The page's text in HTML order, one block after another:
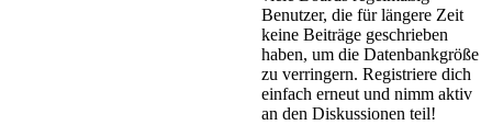
Benutzer, die für längere Zeit
keine Beiträge geschrieben
haben, um die Datenbankgröße
zu verringern. Registriere dich
einfach erneut und nimm aktiv
an den Diskussionen teil!